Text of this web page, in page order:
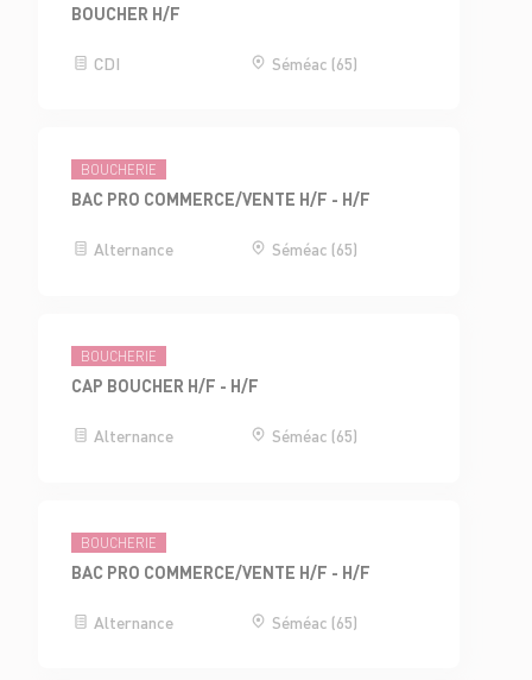
BOUCHER H/F
CDI Séméac (65)
BOUCHERIE
BAC PRO COMMERCE/VENTE H/F - H/F
Alternance Séméac (65)
BOUCHERIE
CAP BOUCHER H/F - H/F
Alternance Séméac (65)
BOUCHERIE
BAC PRO COMMERCE/VENTE H/F - H/F
Alternance Séméac (65)